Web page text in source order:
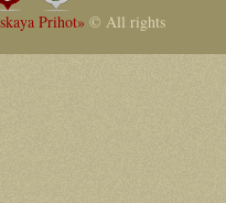
Prihot» © All rights